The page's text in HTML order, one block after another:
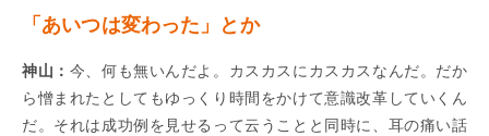
「あいつは変わった」とか
神山： 今、何も無いんだよ。カスカスにカスカスなんだ。だか
ら憎まれたとしてもゆっくり時間をかけて意識改革していくん
だ。それは成功例を見せるって云うことと同時に、耳の痛い話